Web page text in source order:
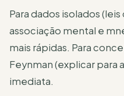
Para dados isolados
associação mental e
mais rápidas. Para
Feynman (explicar para
imediata.